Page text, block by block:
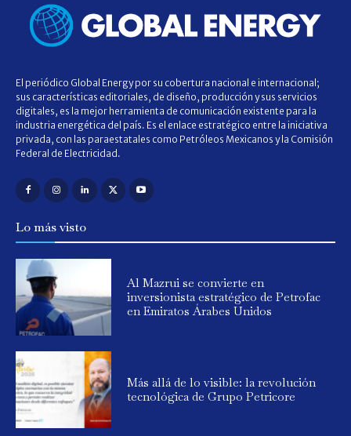
El periódico Global Energy por su cobertura nacional e internacional;
sus características editoriales, de diseño, producción y sus servicios
digitales, es la mejor herramienta de comunicación existente para la
industria energética del país. Es el enlace estratégico entre la iniciativa
privada, con las paraestatales como Petróleos Mexicanos y la Comisión
Federal de Electricidad.
Lo más visto
Al Mazrui se convierte en
inversionista estratégico de Petrofac
en Emiratos Árabes Unidos
Más allá de lo visible: la revolución
tecnológica de Grupo Petricore